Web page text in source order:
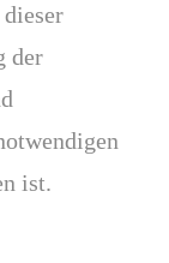
der
ist.